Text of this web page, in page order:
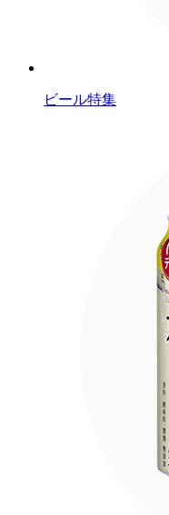
ビール特集